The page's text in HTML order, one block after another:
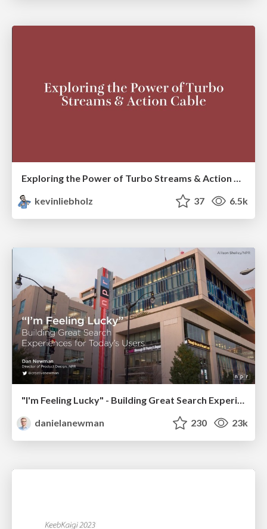
Exploring the Power of Turbo Streams & Action Cable | RailsConf2023
kevinliebholz
37 6.5k
"I'm Feeling Lucky" - Building Great Search Experiences for Today's Users (#IAC19)
danielanewman
230 23k